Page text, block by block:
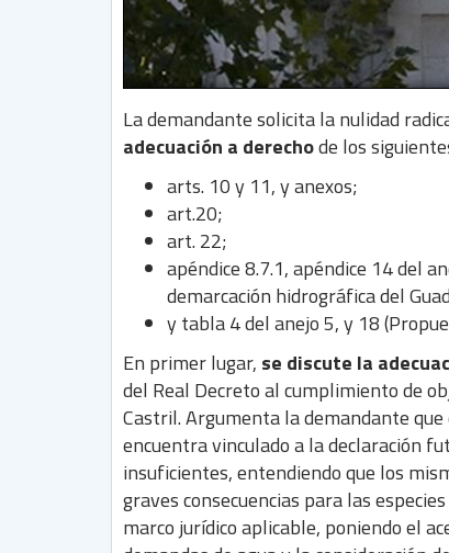
La demandante solicita la nulidad
adecuación a derechode los
arts. 10 y 11, y anexos;
art.20;
art. 22;
apéndice 8.7.1, apéndice 14 del
demarcación hidrográfica del
y tabla 4 del anejo 5, y 18
En primer lugar, se discute la
del Real Decreto al cumplimiento de
Castril. Argumenta la demandante
encuentra vinculado a la declaración
insuficientes, entendiendo que los
graves consecuencias para las
marco jurídico aplicable, poniendo el